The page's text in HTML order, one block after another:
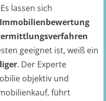
lassen sich
geeignet ist, weiß ein
. Der Experte
objektiv und
führt